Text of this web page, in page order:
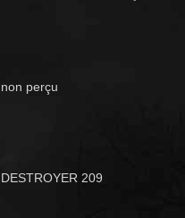
non perçu
DESTROYER 209